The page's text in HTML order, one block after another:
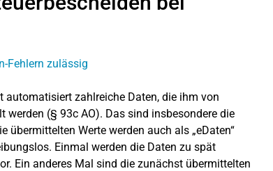
automatisiert zahlreiche Daten, die ihm von
(§ 93c AO). Das sind insbesondere die
übermittelten Werte werden auch als „eDaten“
Einmal werden die Daten zu spät
Ein anderes Mal sind die zunächst übermittelten